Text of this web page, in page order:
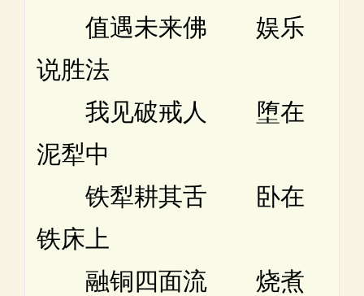
值遇未来佛 娱乐
说胜法
我见破戒人 堕在
泥犁中
铁犁耕其舌 卧在
铁床上
融铜四面流 烧煮